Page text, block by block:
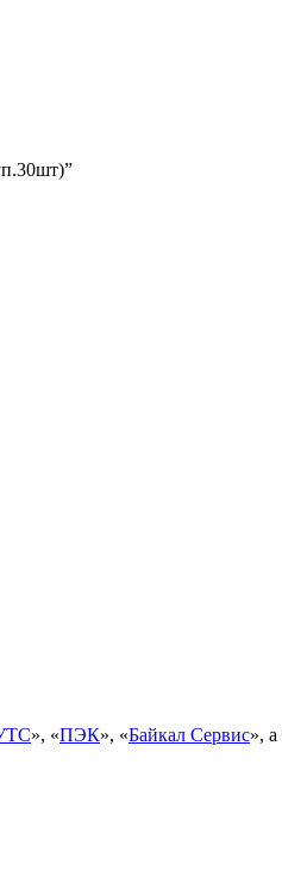
», «ПЭК», «Байкал Сервис»,